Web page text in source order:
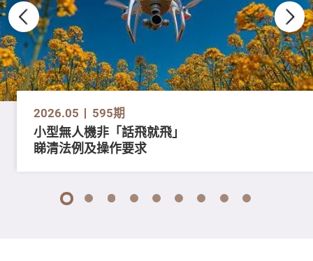
2026.05 595期
小型無人機非「話飛就飛」
睇清法例及操作要求
1 2 3 4 5 6 7 8 9